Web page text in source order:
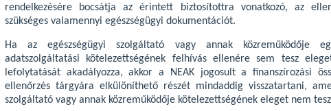
rendelkezésére bocsátja az érintett biztosítottra vonatkozó, az
szükséges valamennyi egészségügyi dokumentációt.
Ha az egészségügyi szolgáltató vagy annak közreműködője
adatszolgáltatási kötelezettségének felhívás ellenére sem tesz
lefolytatását akadályozza, akkor a NEAK jogosult a finanszírozási
ellenőrzés tárgyára elkülöníthető részét mindaddig visszatartani,
szolgáltató vagy annak közreműködője kötelezettségének eleget nem